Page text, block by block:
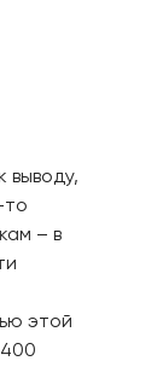
выводу,
то
– в
этой